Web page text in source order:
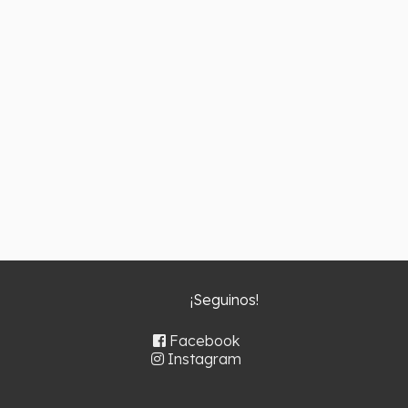
¡Seguinos!
Facebook
Instagram